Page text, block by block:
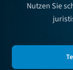
Nutzen Sie